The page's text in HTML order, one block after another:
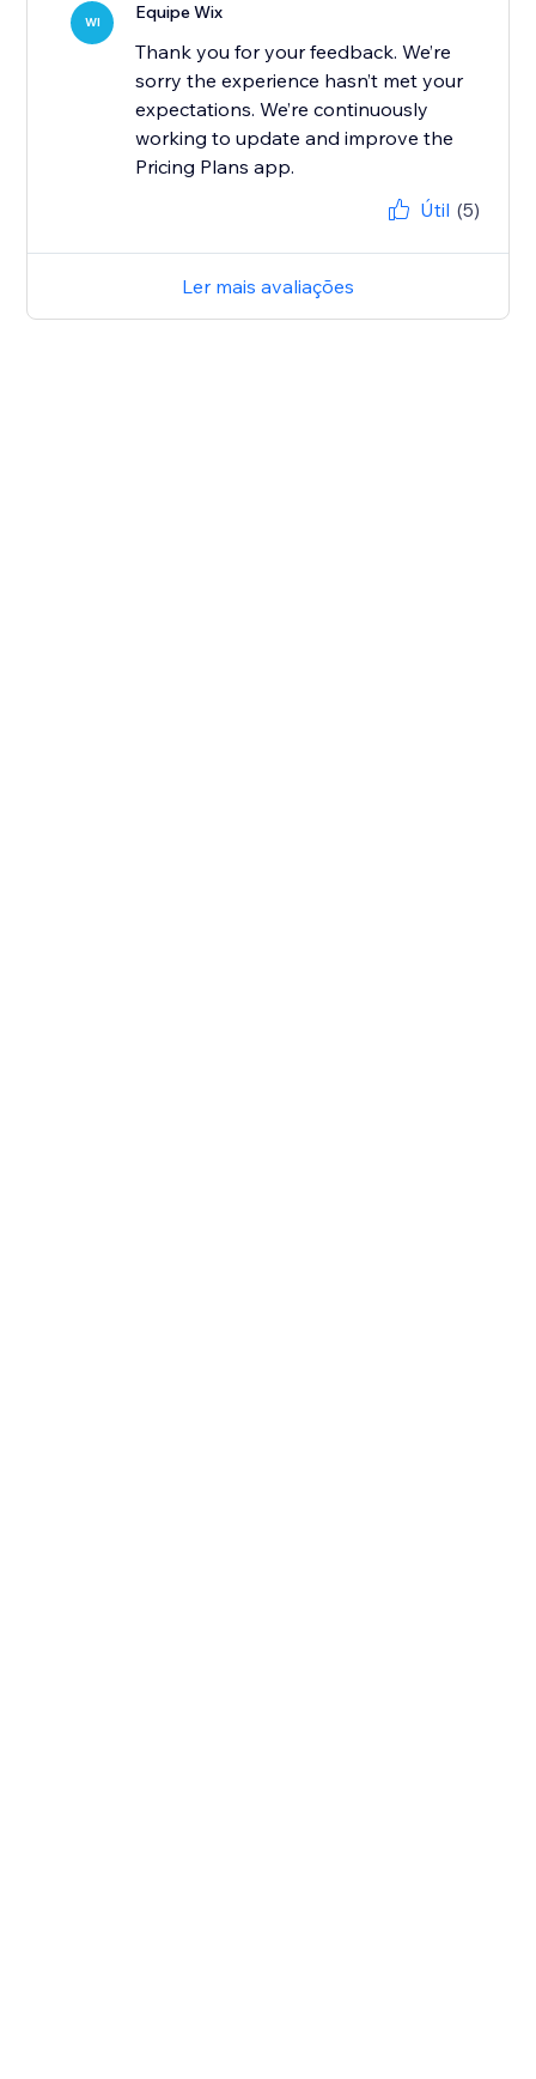
WI Equipe Wix
Thank you for your feedback. We’re
sorry the experience hasn’t met your
expectations. We’re continuously
working to update and improve the
Pricing Plans app.
Útil (5)
Ler mais avaliações